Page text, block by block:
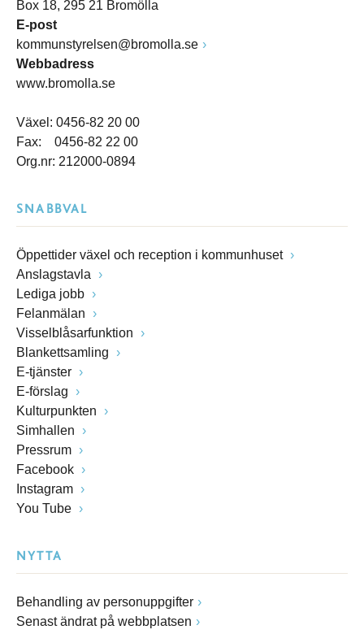
Box 18, 295 21 Bromölla
E-post
kommunstyrelsen@bromolla.se
Webbadress
www.bromolla.se
Växel: 0456-82 20 00
Fax: 0456-82 22 00
Org.nr: 212000-0894
SNABBVAL
Öppettider växel och reception i kommunhuset
Anslagstavla
Lediga jobb
Felanmälan
Visselblåsarfunktion
Blankettsamling
E-tjänster
E-förslag
Kulturpunkten
Simhallen
Pressrum
Facebook
Instagram
You Tube
NYTTA
Behandling av personuppgifter
Senast ändrat på webbplatsen